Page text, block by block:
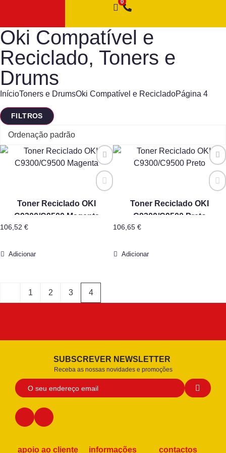
Oki Compatível e
Reciclado, Toners e
Drums
InícioToners e DrumsOki Compatível e RecicladoPágina 4
FILTROS
Toner Reciclado OKI
C9300/C9500 Magenta
106,52 €
Adicionar
Toner Reciclado OKI
C9300/C9500 Preto
106,65 €
Adicionar
1 2 3 4
SUBSCREVER NEWSLETTER
Receba as nossas novidades e promoções
apoio ao cliente informações contactos